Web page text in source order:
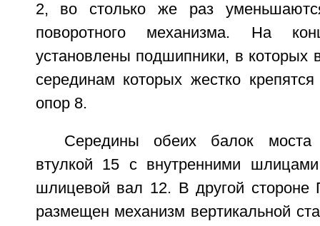
2, во столько же раз
поворотного механизма. На
установлены подшипники, в которых
серединам которых жестко
опор 8.
Середины обеих балок моста
втулкой 15 с внутренними
шлицевой вал 12. В другой стороне
размещен механизм вертикальной